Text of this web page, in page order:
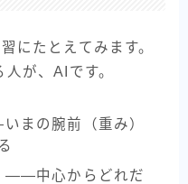
にたとえてみます。
が、AIです。
まの腕前（重み）
——中心からどれだ